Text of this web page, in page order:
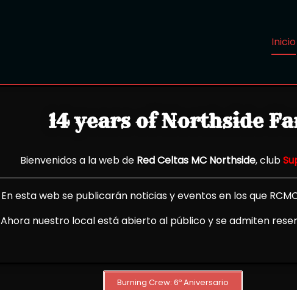
Inicio
14 years of Northside
Bienvenidos a la web de Red Celtas MC Northside, club
En esta web se publicarán noticias y eventos en los que
Ahora nuestro local está abierto al público y se admiten
Burning Crew: 6º Aniversario